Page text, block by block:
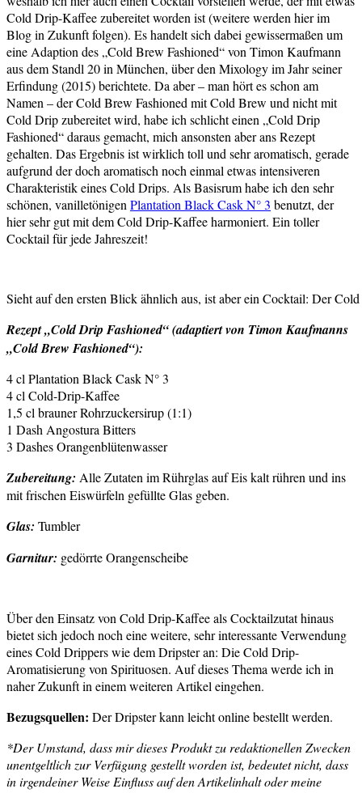
Cold Drip-Kaffee zubereitet worden ist (weitere werden hier im
Blog in Zukunft folgen). Es handelt sich dabei gewissermaßen um
eine Adaption des „Cold Brew Fashioned“ von Timon Kaufmann
aus dem Standl 20 in München, über den Mixology im Jahr seiner
Erfindung (2015) berichtete. Da aber – man hört es schon am
Namen – der Cold Brew Fashioned mit Cold Brew und nicht mit
Cold Drip zubereitet wird, habe ich schlicht einen „Cold Drip
Fashioned“ daraus gemacht, mich ansonsten aber ans Rezept
gehalten. Das Ergebnis ist wirklich toll und sehr aromatisch, gerade
aufgrund der doch aromatisch noch einmal etwas intensiveren
Charakteristik eines Cold Drips. Als Basisrum habe ich den sehr
schönen, vanilletönigenPlantation Black Cask N° 3 benutzt, der
hier sehr gut mit dem Cold Drip-Kaffee harmoniert. Ein toller
Cocktail für jede Jahreszeit!
Sieht auf den ersten Blick ähnlich aus, ist aber ein Cocktail: Der
Rezept „Cold Drip Fashioned“ (adaptiert von Timon Kaufmanns
„Cold Brew Fashioned“):
4 cl Plantation Black Cask N° 3
4 cl Cold-Drip-Kaffee
1,5 cl brauner Rohrzuckersirup (1:1)
1 Dash Angostura Bitters
3 Dashes Orangenblütenwasser
Zubereitung: Alle Zutaten im Rührglas auf Eis kalt rühren und ins
mit frischen Eiswürfeln gefüllte Glas geben.
Glas: Tumbler
Garnitur: gedörrte Orangenscheibe
Über den Einsatz von Cold Drip-Kaffee als Cocktailzutat hinaus
bietet sich jedoch noch eine weitere, sehr interessante Verwendung
eines Cold Drippers wie dem Dripster an: Die Cold Drip-
Aromatisierung von Spirituosen. Auf dieses Thema werde ich in
naher Zukunft in einem weiteren Artikel eingehen.
Bezugsquellen: Der Dripster kann leicht online bestellt werden.
*Der Umstand, dass mir dieses Produkt zu redaktionellen Zwecken
unentgeltlich zur Verfügung gestellt worden ist, bedeutet nicht, dass
in irgendeiner Weise Einfluss auf den Artikelinhalt oder meine